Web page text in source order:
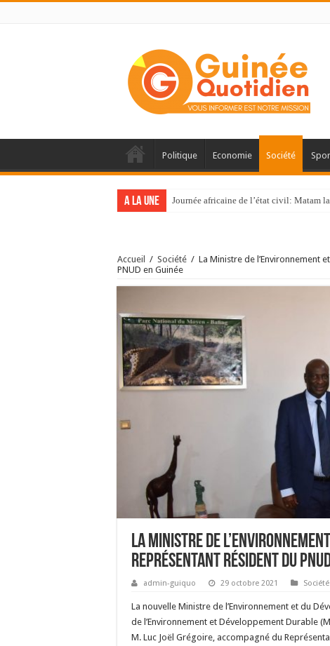
Politique Economie Société
A la une Journée africaine de l’état civil: Matam
Accueil / Société / La Ministre de l’Environnement
PNUD en Guinée
La Ministre de
Représentant résident du
admin-guiquo 29 octobre 2021 Société
La nouvelle Ministre de l’Environnement et du
de l’Environnement et Développement Durable
M. Luc Joël Grégoire, accompagné du